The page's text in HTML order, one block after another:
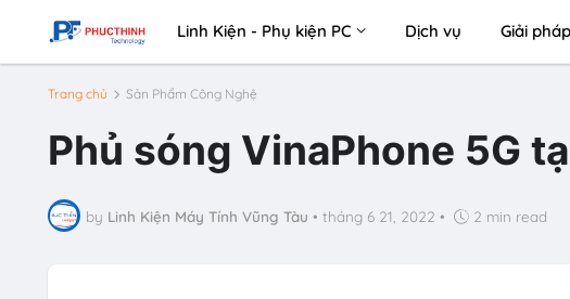
Linh Kiện - Phụ kiện PC Dịch vụ Giải pháp
Trang chủ Sản Phẩm Công Nghệ
Phủ sóng VinaPhone 5G
by Linh Kiện Máy Tính Vũng Tàu • tháng 6 21, 2022 • 2 min read